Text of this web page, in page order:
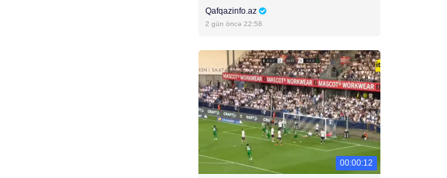
Qafqazinfo.az
2 gün öncə 22:58
00:00:12